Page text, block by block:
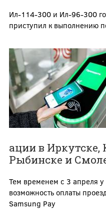
Ил-114-300 и Ил-96-300
приступил к выполнению
ации в Иркутске,
Рыбинске и
Тем временем с 3 апреля
возможность оплаты
Samsung Pay